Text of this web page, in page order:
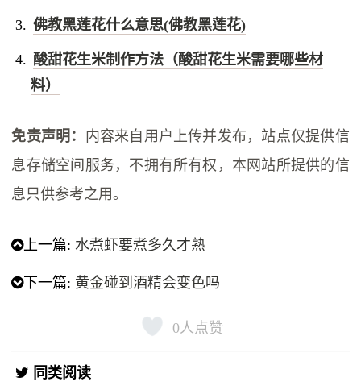
佛教黑莲花什么意思(佛教黑莲花)
酸甜花生米制作方法（酸甜花生米需要哪些材
料）
免责声明： 内容来自用户上传并发布，站点仅提供信
息存储空间服务，不拥有所有权，本网站所提供的信
息只供参考之用。
上一篇: 水煮虾要煮多久才熟
下一篇: 黄金碰到酒精会变色吗
0人点赞
同类阅读